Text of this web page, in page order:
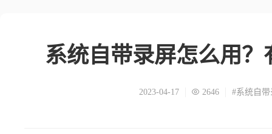
系统自带录屏怎么用
2023-04-17 2646 #系统自带